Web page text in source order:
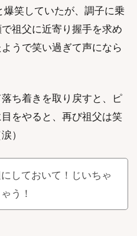
笑していたが、調子に乗
祖父に近寄り握手を求め
うで笑い過ぎて声になら
ち着きを取り戻すと、ピ
をやると、再び祖父は笑
）
しておいて！じいちゃ
う！